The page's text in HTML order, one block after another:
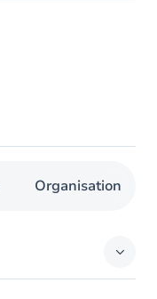
Organisation